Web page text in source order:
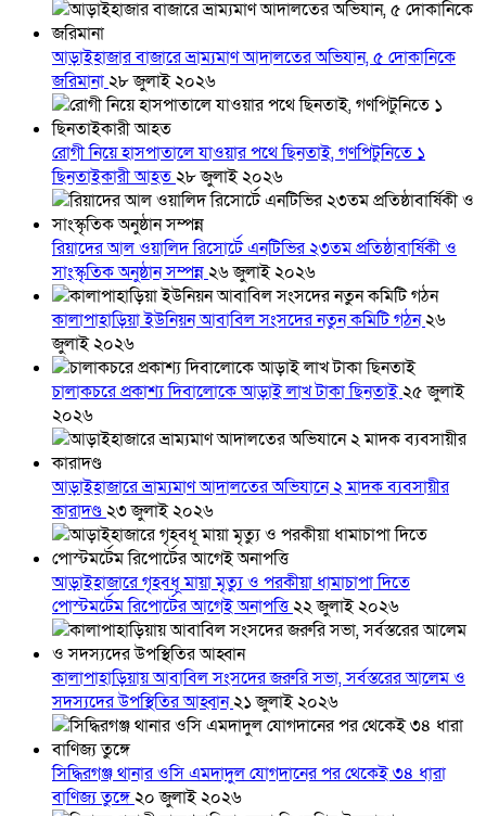
আড়াইহাজার বাজারে ভ্রাম্যমাণ আদালতের অভিযান, ৫ দোকানিকে
জরিমানা২৮ জুলাই ২০২৬
রোগী নিয়ে হাসপাতালে যাওয়ার পথে ছিনতাই, গণপিটুনিতে ১
ছিনতাইকারী আহত২৮ জুলাই ২০২৬
রিয়াদের আল ওয়ালিদ রিসোর্টে এনটিভির ২৩তম প্রতিষ্ঠাবার্ষিকী ও
সাংস্কৃতিক অনুষ্ঠান সম্পন্ন২৬ জুলাই ২০২৬
কালাপাহাড়িয়া ইউনিয়ন আবাবিল সংসদের নতুন কমিটি গঠন২৬
জুলাই ২০২৬
চালাকচরে প্রকাশ্য দিবালোকে আড়াই লাখ টাকা ছিনতাই২৫ জুলাই
২০২৬
আড়াইহাজারে ভ্রাম্যমাণ আদালতের অভিযানে ২ মাদক ব্যবসায়ীর
কারাদণ্ড২৩ জুলাই ২০২৬
আড়াইহাজারে গৃহবধূ মায়া মৃত্যু ও পরকীয়া ধামাচাপা দিতে
পোস্টমর্টেম রিপোর্টের আগেই অনাপত্তি২২ জুলাই ২০২৬
কালাপাহাড়িয়ায় আবাবিল সংসদের জরুরি সভা, সর্বস্তরের আলেম ও
সদস্যদের উপস্থিতির আহ্বান২১ জুলাই ২০২৬
সিদ্ধিরগঞ্জ থানার ওসি এমদাদুল যোগদানের পর থেকেই ৩৪ ধারা
বাণিজ্য তুঙ্গে২০ জুলাই ২০২৬